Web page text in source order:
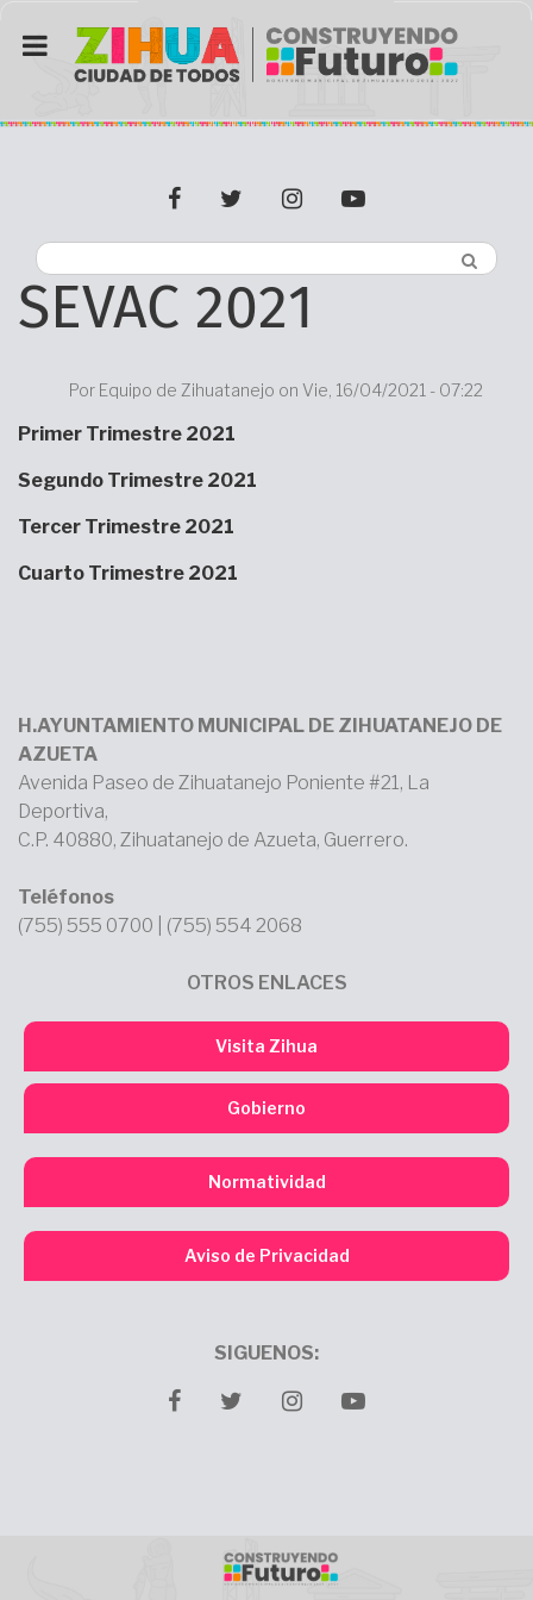
contenido
facebooktwitterInstagramyoutube
SEVAC 2021
Por Equipo de Zihuatanejo on Vie, 16/04/2021 - 07:22
Body
Primer Trimestre 2021
Segundo Trimestre 2021
Tercer Trimestre 2021
Cuarto Trimestre 2021
H.AYUNTAMIENTO MUNICIPAL DE ZIHUATANEJO DE
AZUETA
Avenida Paseo de Zihuatanejo Poniente #21, La
Deportiva,
C.P. 40880, Zihuatanejo de Azueta, Guerrero.
Teléfonos
(755) 555 0700 | (755) 554 2068
OTROS ENLACES
Visita Zihua
Gobierno
Normatividad
Aviso de Privacidad
SIGUENOS:
facebooktwitterInstagramyoutube